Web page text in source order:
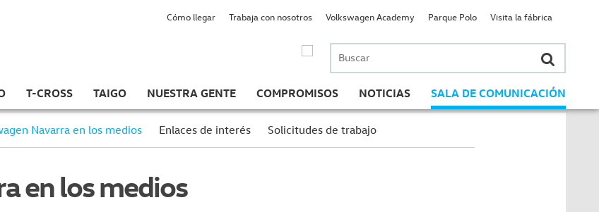
Buscar
por:
T-CROSS TAIGO NUESTRA GENTE COMPROMISOS NOTICIAS SALA DE COMUNICACIÓN
Cómo llegar Trabaja con nosotros Volkswagen Academy Parque Polo Visita la fábrica
Navarra en los medios Enlaces de interés Solicitudes de trabajo
en los medios